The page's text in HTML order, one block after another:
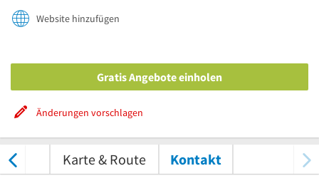
Website hinzufügen
Gratis Angebote einholen
Änderungen vorschlagen
Karte & Route Kontakt